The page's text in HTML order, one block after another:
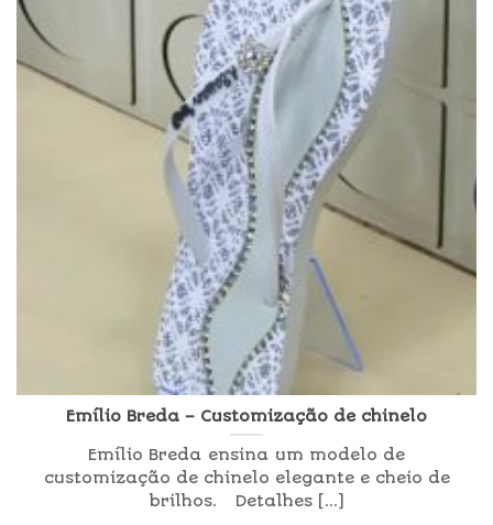
Emílio Breda – Customização de chinelo
Emílio Breda ensina um modelo de
customização de chinelo elegante e cheio de
brilhos. Detalhes [...]